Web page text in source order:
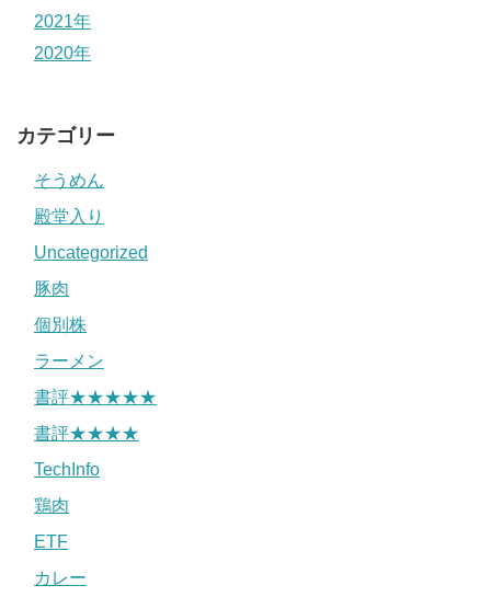
2021年
2020年
カテゴリー
そうめん
殿堂入り
Uncategorized
豚肉
個別株
ラーメン
書評★★★★★
書評★★★★
TechInfo
鶏肉
ETF
カレー